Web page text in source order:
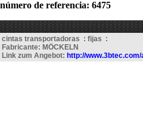
número de referencia: 6475
cintas transportadoras : fijas :
Fabricante: MÖCKELN
Link zum Angebot: http://